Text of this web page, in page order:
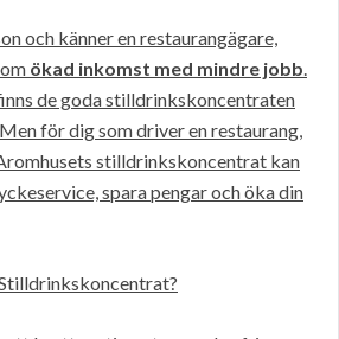
och känner en restaurangägare,
ökad inkomst med mindre jobb.
de goda stilldrinkskoncentraten
för dig som driver en restaurang,
stilldrinkskoncentrat kan
spara pengar och öka din